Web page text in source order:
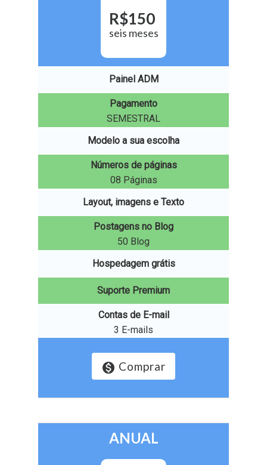
R$150
seis meses
Painel ADM
Pagamento
SEMESTRAL
Modelo a sua escolha
Números de páginas
08 Páginas
Layout, imagens e Texto
Postagens no Blog
50 Blog
Hospedagem grátis
Suporte Premium
Contas de E-mail
3 E-mails
monetization_on Comprar
ANUAL